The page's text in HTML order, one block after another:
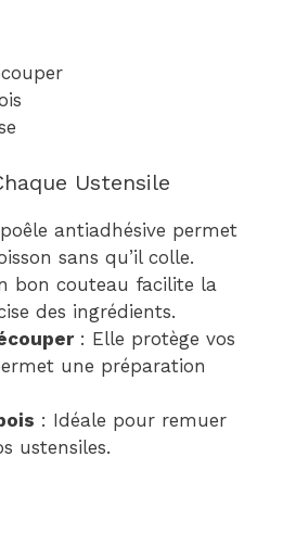
Ustensile
antiadhésive permet
sans qu’il colle.
bon couteau facilite la
des ingrédients.
: Elle protège vos
une préparation
: Idéale pour remuer
ustensiles.